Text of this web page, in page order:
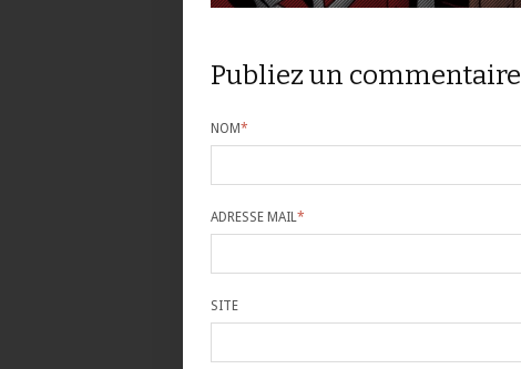
Publiez un commentaire
NOM*
ADRESSE MAIL*
SITE